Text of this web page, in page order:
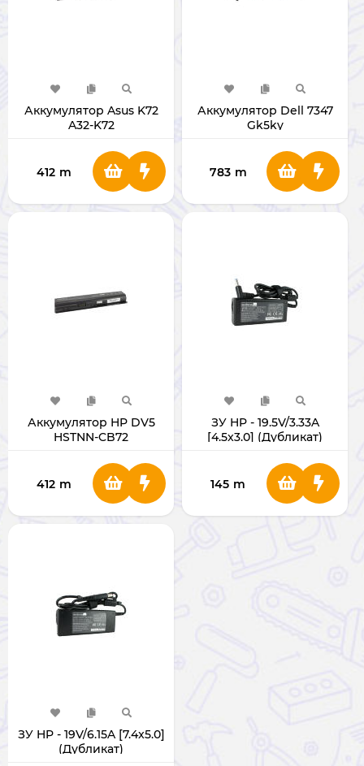
Аккумулятор Asus K72
A32-K72
412 m
Аккумулятор Dell 7347
Gk5ky
783 m
Аккумулятор HP DV5
HSTNN-CB72
412 m
ЗУ HP - 19.5V/3.33A
[4.5x3.0] (Дубликат)
145 m
ЗУ HP - 19V/6.15A [7.4x5.0]
(Дубликат)